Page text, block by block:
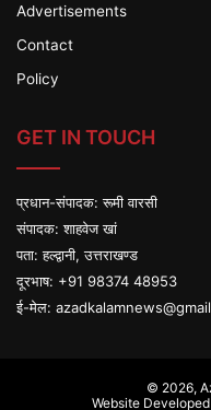
Advertisements
Contact
Policy
GET IN TOUCH
प्रधान-संपादक: रूमी वारसी
संपादक: शाहवेज खां
पता: हल्द्वानी, उत्तराखण्ड
दूरभाष: +91 98374 48953
ई-मेल:
© 2026,
Website